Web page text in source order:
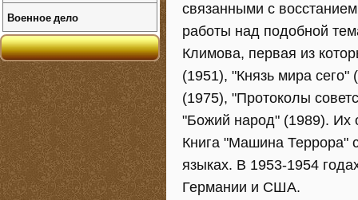
связанными с
работы над подобной
Климова, первая из
(1951), "Князь мира
(1975), "Протоколы
"Божий народ" (1989). Их
Книга "Машина Террора"
языках. В 1953-1954
Германии и США.
Военное дело